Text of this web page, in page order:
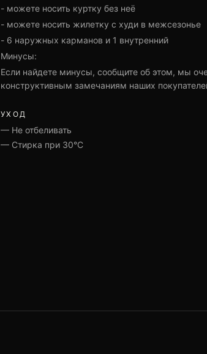
- можете носить куртку без неё
- можете носить жилетку с худи в межсезонье
- 6 наружных карманов и 1 внутренний
Минусы:
Если найдете минусы, сообщите об этом, мы
конструктивным замечаниям наших
УХОД
— Не отбеливать
— Стирка при 30°C